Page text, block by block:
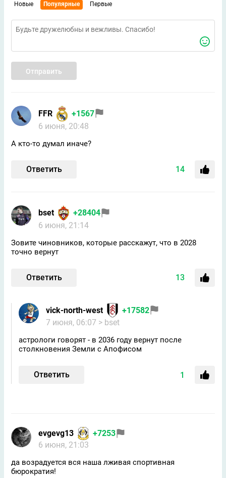
Новые Популярные Первые
Отправить
FFR
+1567
6 июня, 20:48
А кто-то думал иначе?
Ответить 14
bset
+28404
6 июня, 21:14
Зовите чиновников, которые расскажут, что в 2028
точно вернут
Ответить 13
vick-north-west
+17582
7 июня, 06:07 > bset
астрологи говорят - в 2036 году вернут после
столкновения Земли с Апофисом
Ответить 1
evgevg13
+7253
6 июня, 21:03
да возрадуется вся наша лживая спортивная
бюрократия!